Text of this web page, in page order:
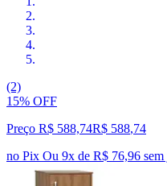
(2)
15% OFF
Preço R$ 588,74R$ 588,74
no Pix Ou 9x de R$ 76,96 sem